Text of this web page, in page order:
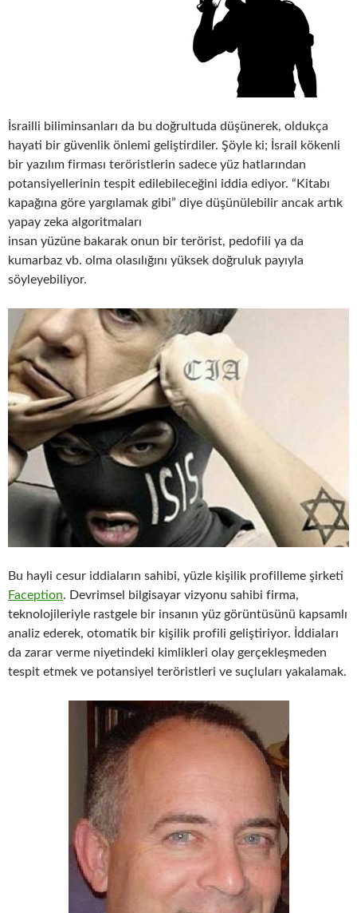
İsrailli biliminsanları da bu doğrultuda düşünerek, oldukça
hayati bir güvenlik önlemi geliştirdiler. Şöyle ki; İsrail kökenli
bir yazılım firması teröristlerin sadece yüz hatlarından
potansiyellerinin tespit edilebileceğini iddia ediyor. “Kitabı
kapağına göre yargılamak gibi” diye düşünülebilir ancak artık
yapay zeka algoritmaları
insan yüzüne bakarak onun bir terörist, pedofili ya da
kumarbaz vb. olma olasılığını yüksek doğruluk payıyla
söyleyebiliyor.
Bu hayli cesur iddiaların sahibi, yüzle kişilik profilleme şirketi
Faception. Devrimsel bilgisayar vizyonu sahibi firma,
teknolojileriyle rastgele bir insanın yüz görüntüsünü kapsamlı
analiz ederek, otomatik bir kişilik profili geliştiriyor. İddiaları
da zarar verme niyetindeki kimlikleri olay gerçekleşmeden
tespit etmek ve potansiyel teröristleri ve suçluları yakalamak.